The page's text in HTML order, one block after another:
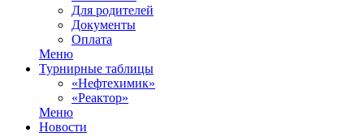
Для родителей
Документы
Оплата
Меню
Турнирные таблицы
«Нефтехимик»
«Реактор»
Меню
Новости